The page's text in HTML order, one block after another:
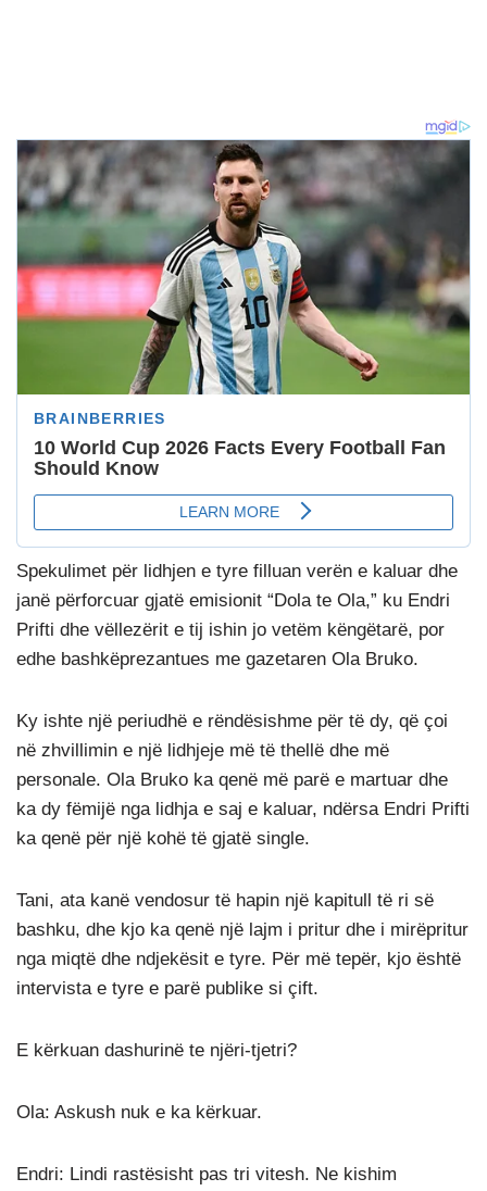
Spekulimet për lidhjen e tyre filluan verën e kaluar dhe
janë përforcuar gjatë emisionit “Dola te Ola,” ku Endri
Prifti dhe vëllezërit e tij ishin jo vetëm këngëtarë, por
edhe bashkëprezantues me gazetaren Ola Bruko.
Ky ishte një periudhë e rëndësishme për të dy, që çoi
në zhvillimin e një lidhjeje më të thellë dhe më
personale. Ola Bruko ka qenë më parë e martuar dhe
ka dy fëmijë nga lidhja e saj e kaluar, ndërsa Endri Prifti
ka qenë për një kohë të gjatë single.
Tani, ata kanë vendosur të hapin një kapitull të ri së
bashku, dhe kjo ka qenë një lajm i pritur dhe i mirëpritur
nga miqtë dhe ndjekësit e tyre. Për më tepër, kjo është
intervista e tyre e parë publike si çift.
E kërkuan dashurinë te njëri-tjetri?
Ola: Askush nuk e ka kërkuar.
Endri: Lindi rastësisht pas tri vitesh. Ne kishim